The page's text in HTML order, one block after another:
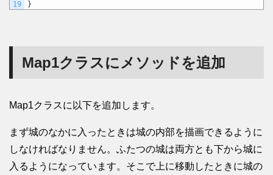
19
}
Map1クラスにメソッドを追加
Map1クラスに以下を追加します。
まず城のなかに入ったときは城の内部を描画できるように
しなければなりません。ふたつの城は両方とも下から城に
入るようになっています。そこで上に移動したときに城の